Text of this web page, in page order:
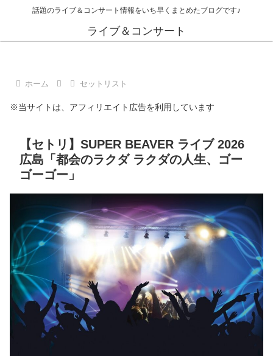
話題のライブ＆コンサート情報をいち早くまとめたブログです♪
ライブ＆コンサート
ホーム セットリスト
※当サイトは、アフィリエイト広告を利用しています
【セトリ】SUPER BEAVER ライブ 2026
広島「都会のラクダ ラクダの人生、ゴー
ゴーゴー」